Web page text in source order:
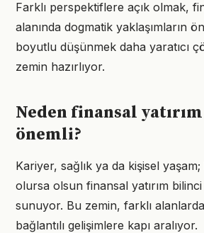
Farklı perspektiflere açık olmak,
alanında dogmatik yaklaşımların
boyutlu düşünmek daha yaratıcı
zemin hazırlıyor.
Neden finansal
önemli?
Kariyer, sağlık ya da kişisel
olursa olsun finansal yatırım
sunuyor. Bu zemin, farklı
bağlantılı gelişimlere kapı aralıyor.